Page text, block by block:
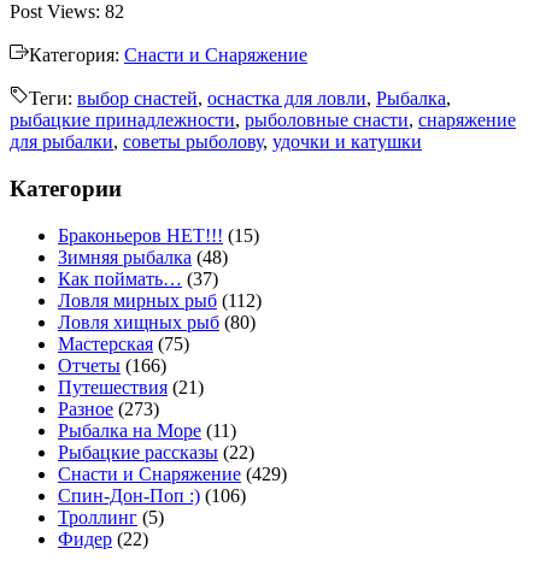
Post Views: 82
Категория: Снасти и Снаряжение
Теги: выбор снастей, оснастка для ловли, Рыбалка,
рыбацкие принадлежности, рыболовные снасти, снаряжение
для рыбалки, советы рыболову, удочки и катушки
Категории
Браконьеров НЕТ!!! (15)
Зимняя рыбалка (48)
Как поймать… (37)
Ловля мирных рыб (112)
Ловля хищных рыб (80)
Мастерская (75)
Отчеты (166)
Путешествия (21)
Разное (273)
Рыбалка на Море (11)
Рыбацкие рассказы (22)
Снасти и Снаряжение (429)
Спин-Дон-Поп :) (106)
Троллинг (5)
Фидер (22)